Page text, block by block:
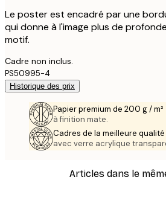
Le poster est encadré par une
qui donne à l'image plus de
motif.
Cadre non inclus.
PS50995-4
Historique des prix
Papier premium de 200 g / m²
à finition mate.
Cadres de la meilleure qualité
avec verre acrylique
Articles dans le